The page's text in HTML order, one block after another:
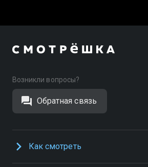
Возникли вопросы?
Обратная связь
Как смотреть